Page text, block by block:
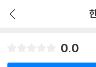
0.0